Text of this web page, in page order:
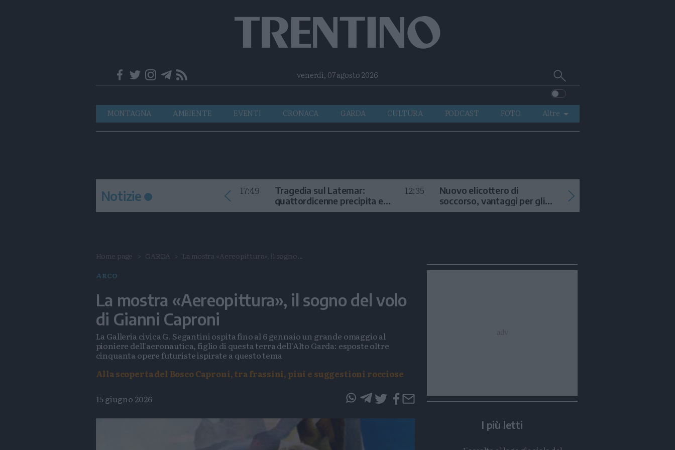
Telegram
RSSvenerdì, 07 agosto 2026 Cerca
su
Trentino
Navigazione
principale
MONTAGNA AMBIENTE EVENTI CRONACA GARDA CULTURA PODCAST FOTO
Altre
VIDEO
Notizie 17:49
Tragedia sul Latemar:
quattordicenne precipita e
muore
12:35
Nuovo elicottero di
soccorso, vantaggi per gli
interventi in alta quota
Home page GARDA La mostra «Aereopittura», il sogno...
ARCO
La mostra «Aereopittura», il sogno del volo
di Gianni Caproni
La Galleria civica G. Segantini ospita fino al 6 gennaio un grande omaggio al
pioniere dell'aeronautica, figlio di questa terra dell'Alto Garda: esposte oltre
cinquanta opere futuriste ispirate a questo tema
Alla scoperta del Bosco Caproni, tra frassini, pini e suggestioni rocciose
15 giugno 2026
Condividi
Whatsapp
Condividi
Telegram
TwitterCondividi
Mail
I più letti